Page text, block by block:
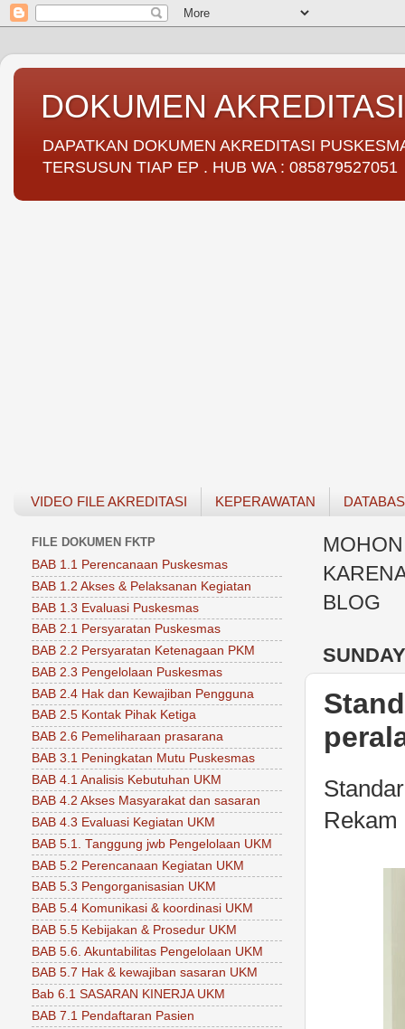
DOKUMEN
DAPATKAN DOKUMEN AKREDITASI
TERSUSUN TIAP EP . HUB WA : 085879527051
VIDEO FILE AKREDITASI KEPERAWATAN
BLOG
Rekam
FILE DOKUMEN FKTP
BAB 1.1 Perencanaan Puskesmas
BAB 1.2 Akses & Pelaksanan Kegiatan
BAB 1.3 Evaluasi Puskesmas
BAB 2.1 Persyaratan Puskesmas
BAB 2.2 Persyaratan Ketenagaan PKM
BAB 2.3 Pengelolaan Puskesmas
BAB 2.4 Hak dan Kewajiban Pengguna
BAB 2.5 Kontak Pihak Ketiga
BAB 2.6 Pemeliharaan prasarana
BAB 3.1 Peningkatan Mutu Puskesmas
BAB 4.1 Analisis Kebutuhan UKM
BAB 4.2 Akses Masyarakat dan sasaran
BAB 4.3 Evaluasi Kegiatan UKM
BAB 5.1. Tanggung jwb Pengelolaan UKM
BAB 5.2 Perencanaan Kegiatan UKM
BAB 5.3 Pengorganisasian UKM
BAB 5.4 Komunikasi & koordinasi UKM
BAB 5.5 Kebijakan & Prosedur UKM
BAB 5.6. Akuntabilitas Pengelolaan UKM
BAB 5.7 Hak & kewajiban sasaran UKM
Bab 6.1 SASARAN KINERJA UKM
BAB 7.1 Pendaftaran Pasien